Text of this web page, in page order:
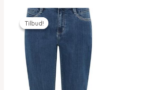
kr. 599,95.kr. 419,96.
Tilbud!
Tilbud!